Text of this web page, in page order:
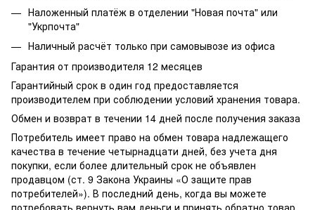
Наложенный платёж в отделении "Новая почта" или
"Укрпочта"
Наличный расчёт только при самовывозе из офиса
Гарантия от производителя 12 месяцев
Гарантийный срок в один год предоставляется
производителем при соблюдении условий хранения товара.
Обмен и возврат в течении 14 дней после получения заказа
Потребитель имеет право на обмен товара надлежащего
качества в течение четырнадцати дней, без учета дня
покупки, если более длительный срок не объявлен
продавцом (ст. 9 Закона Украины «О защите прав
потребителей»). В последний день, когда вы можете
потребовать вернуть вам деньги и принять обратно товар